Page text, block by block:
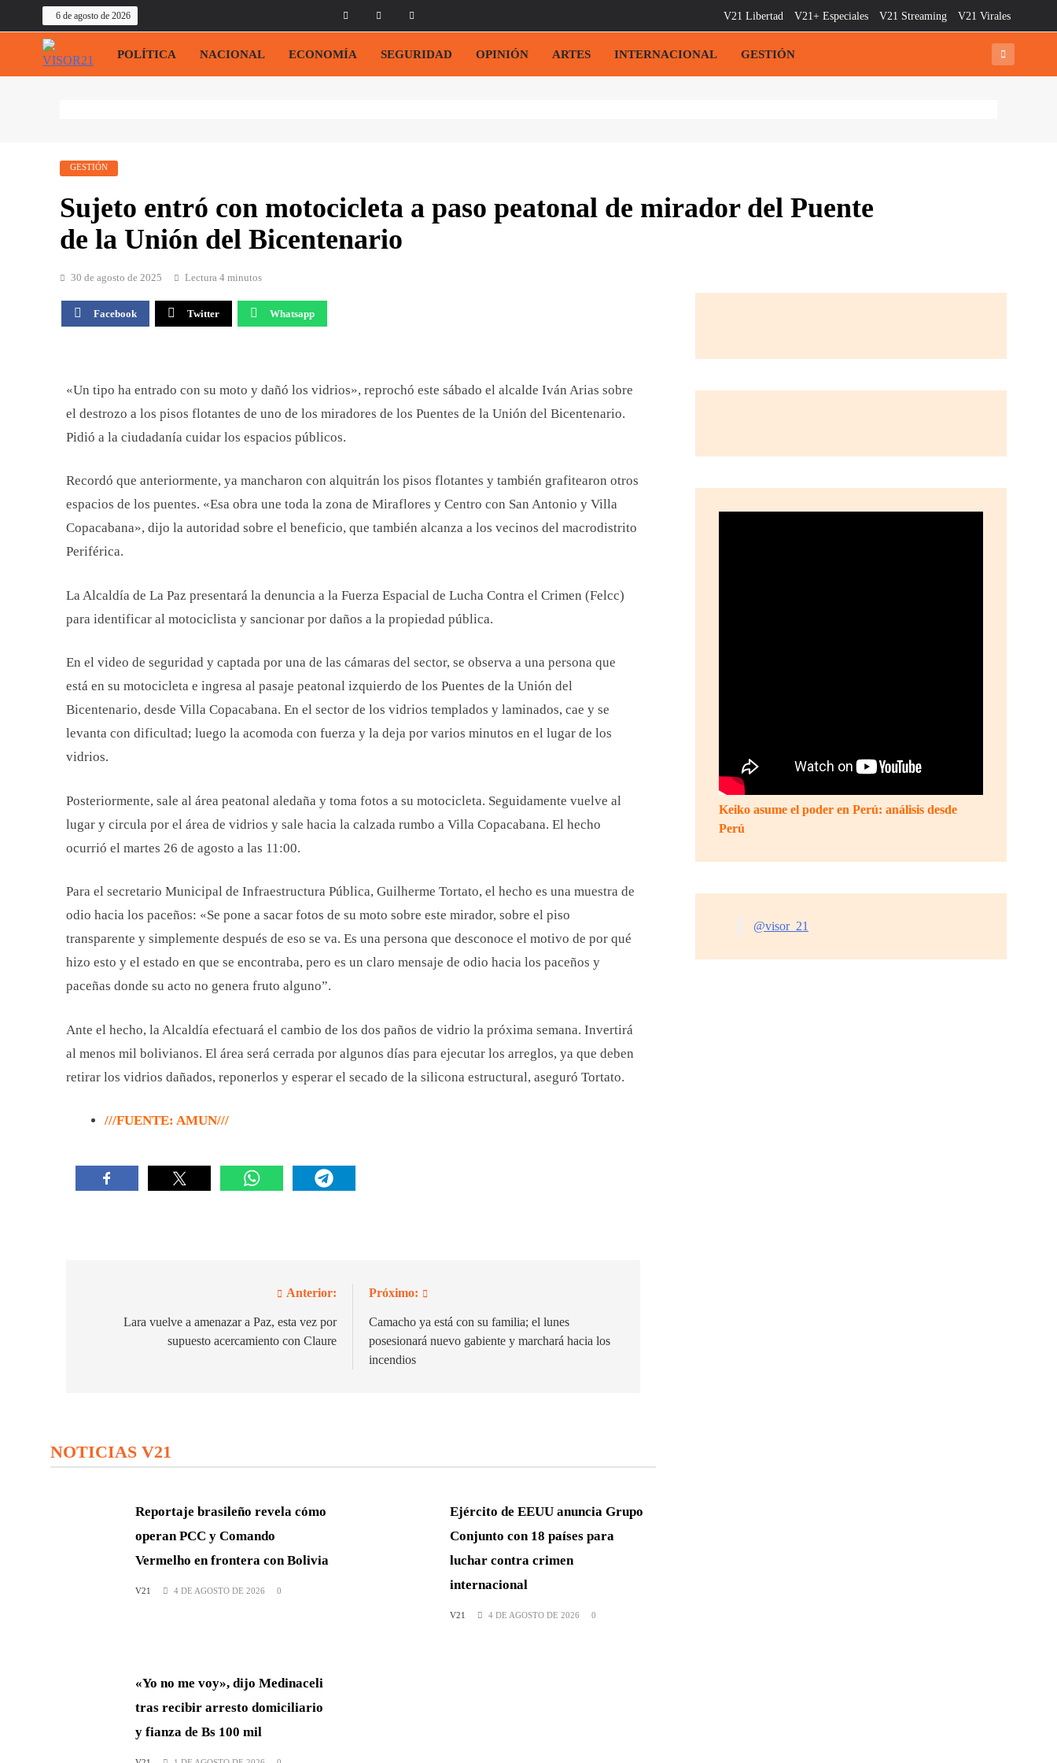
contenido
6 de agosto de 2026 V21 Libertad V21+ Especiales V21 Streaming V21 Virales
POLÍTICA NACIONAL ECONOMÍA SEGURIDAD OPINIÓN ARTES INTERNACIONAL GESTIÓN
GESTIÓN
Sujeto entró con motocicleta a paso peatonal de mirador del Puente
de la Unión del Bicentenario
30 de agosto de 2025 Lectura 4 minutos
Facebook Twitter Whatsapp
«Un tipo ha entrado con su moto y dañó los vidrios», reprochó este sábado el alcalde Iván Arias sobre
el destrozo a los pisos flotantes de uno de los miradores de los Puentes de la Unión del Bicentenario.
Pidió a la ciudadanía cuidar los espacios públicos.
Recordó que anteriormente, ya mancharon con alquitrán los pisos flotantes y también grafitearon otros
espacios de los puentes. «Esa obra une toda la zona de Miraflores y Centro con San Antonio y Villa
Copacabana», dijo la autoridad sobre el beneficio, que también alcanza a los vecinos del macrodistrito
Periférica.
La Alcaldía de La Paz presentará la denuncia a la Fuerza Espacial de Lucha Contra el Crimen (Felcc)
para identificar al motociclista y sancionar por daños a la propiedad pública.
En el video de seguridad y captada por una de las cámaras del sector, se observa a una persona que
está en su motocicleta e ingresa al pasaje peatonal izquierdo de los Puentes de la Unión del
Bicentenario, desde Villa Copacabana. En el sector de los vidrios templados y laminados, cae y se
levanta con dificultad; luego la acomoda con fuerza y la deja por varios minutos en el lugar de los
vidrios.
Posteriormente, sale al área peatonal aledaña y toma fotos a su motocicleta. Seguidamente vuelve al
lugar y circula por el área de vidrios y sale hacia la calzada rumbo a Villa Copacabana. El hecho
ocurrió el martes 26 de agosto a las 11:00.
Para el secretario Municipal de Infraestructura Pública, Guilherme Tortato, el hecho es una muestra de
odio hacia los paceños: «Se pone a sacar fotos de su moto sobre este mirador, sobre el piso
transparente y simplemente después de eso se va. Es una persona que desconoce el motivo de por qué
hizo esto y el estado en que se encontraba, pero es un claro mensaje de odio hacia los paceños y
paceñas donde su acto no genera fruto alguno”.
Ante el hecho, la Alcaldía efectuará el cambio de los dos paños de vidrio la próxima semana. Invertirá
al menos mil bolivianos. El área será cerrada por algunos días para ejecutar los arreglos, ya que deben
retirar los vidrios dañados, reponerlos y esperar el secado de la silicona estructural, aseguró Tortato.
///FUENTE: AMUN///
Anterior:
Lara vuelve a amenazar a Paz, esta vez por
supuesto acercamiento con Claure
Próximo:
Camacho ya está con su familia; el lunes
posesionará nuevo gabiente y marchará hacia los
incendios
NOTICIAS V21
Reportaje brasileño revela cómo
operan PCC y Comando
Vermelho en frontera con Bolivia
V21 4 DE AGOSTO DE 2026 0
Ejército de EEUU anuncia Grupo
Conjunto con 18 países para
luchar contra crimen
internacional
V21 4 DE AGOSTO DE 2026 0
«Yo no me voy», dijo Medinaceli
tras recibir arresto domiciliario
y fianza de Bs 100 mil
Keiko asume el poder en Perú: análisis desde
Perú
@visor_21